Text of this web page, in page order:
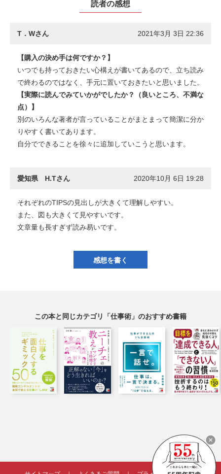
読者の感想
T．Wさん 2021年3月 3日 22:36
【購入の決め手は何ですか？】
いつでも持っておきたい心構えが書いてあるので、立ち読み
で終わるのではなく、手元に置いておきたいと思いました。
【実際に読んでみていかがでしたか？（良いところ、不満な
点）】
別のいろんな著者が言っていることがまとまって簡潔に分か
りやすく書いてあります。
自分でできることを徐々に追加していこうと思います。
愛知県 H.Tさん 2020年10月 6日 19:28
それぞれのTIPSの見出しが大きくて理解しやすい。
また、図も大きくて見やすいです。
文章量も長すぎず読み易いです。
感想を書く
この本と同じカテゴリ「仕事術」のおすすめ書籍